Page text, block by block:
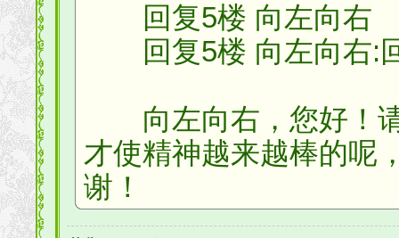
回复5楼 向左向右
回复5楼 向左向右:
向左向右，您好！请
才使精神越来越棒的呢
谢！